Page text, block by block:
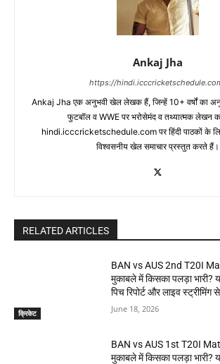
Ankaj Jha
https://
Ankaj Jha एक अनुभवी खेल लेखक हैं, जिन्हें 10+ वर्षों का
फुटबॉल व WWE पर भरोसेमंद व तथ्यात्मक लेखन
hindi.icccricketschedule.com पर हिंदी पाठकों के
विश्वसनीय खेल समाचार प्रस्तुत करते हैं।
RELATED ARTICLES
क्रिकेट
BAN vs AUS 2nd T20I
मुकाबले में किसका पलड़ा भारी?
पिच रिपोर्ट और लाइव स्ट्रीमिंग
June 18, 2026
BAN vs AUS 1st T20I
मुकाबले में किसका पलड़ा भारी?